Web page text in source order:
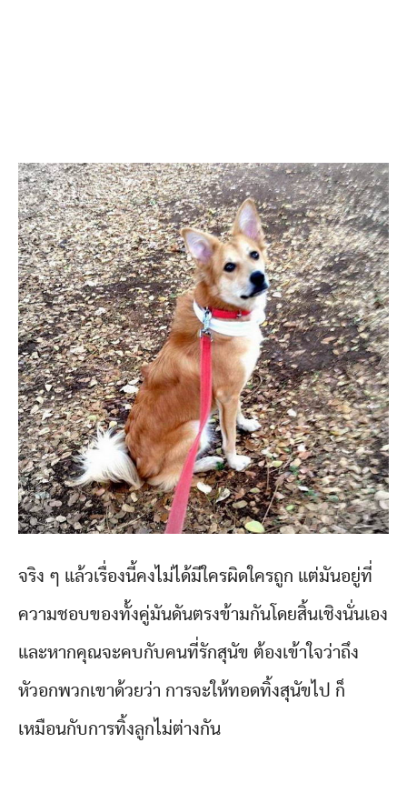
จริง ๆ แล้วเรื่องนี้คงไม่ได้มีใครผิดใครถูก แต่มันอยู่ที่
ความชอบของทั้งคู่มันดันตรงข้ามกันโดยสิ้นเชิงนั่นเอง
และหากคุณจะคบกับคนที่รักสุนัข ต้องเข้าใจว่าถึง
หัวอกพวกเขาด้วยว่า การจะให้ทอดทิ้งสุนัขไป ก็
เหมือนกับการทิ้งลูกไม่ต่างกัน